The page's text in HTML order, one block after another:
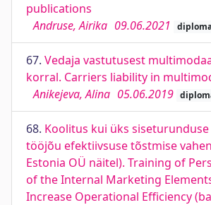
publications
Andruse, Airika 09.06.2021
67. Vedaja vastutusest
korral. Carriers liability in
Anikejeva, Alina 05.06.2019
68. Koolitus kui üks
tööjõu efektiivsuse tõstmise
Estonia OÜ näitel). Training of
of the Internal Marketing
Increase Operational Efficiency